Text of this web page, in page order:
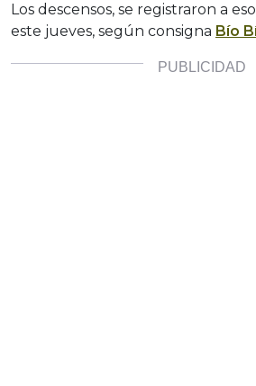
Los descensos, se registraron a
este jueves, según consigna Bío